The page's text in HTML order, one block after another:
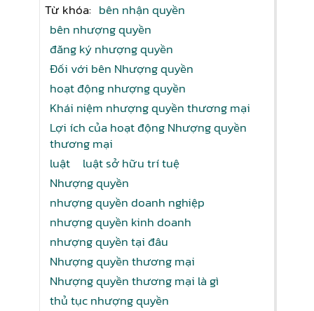
Từ khóa: bên nhận quyền
bên nhượng quyền
đăng ký nhượng quyền
Đối với bên Nhượng quyền
hoạt động nhượng quyền
Khái niệm nhượng quyền thương mại
Lợi ích của hoạt động Nhượng quyền
thương mại
luật
luật sở hữu trí tuệ
Nhượng quyền
nhượng quyền doanh nghiệp
nhượng quyền kinh doanh
nhượng quyền tại đâu
Nhượng quyền thương mại
Nhượng quyền thương mại là gì
thủ tục nhượng quyền